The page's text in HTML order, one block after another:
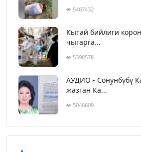
5487432
Кытай бийлиги
чыгарга...
5398578
АУДИО - Сонунбүбү
жазган Ка...
5046609